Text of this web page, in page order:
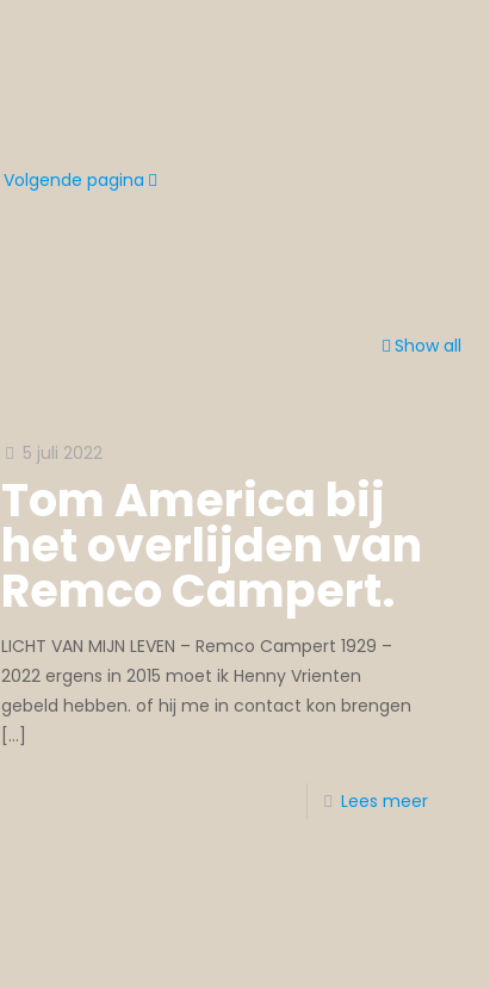
Volgende pagina
Show all
5 juli 2022
Tom America bij
het overlijden van
Remco Campert.
LICHT VAN MIJN LEVEN – Remco Campert 1929 –
2022 ergens in 2015 moet ik Henny Vrienten
gebeld hebben. of hij me in contact kon brengen
[…]
Lees meer